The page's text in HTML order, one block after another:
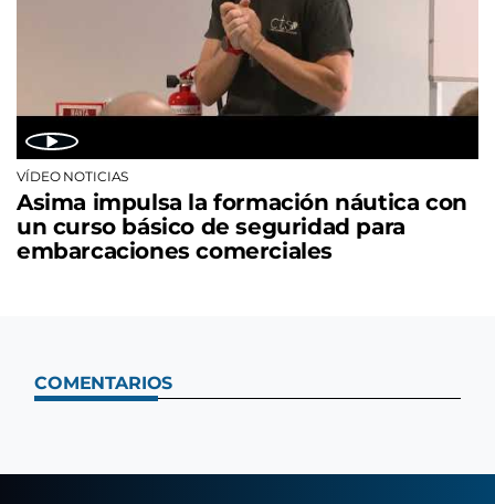
VÍDEO NOTICIAS
Asima impulsa la formación náutica con
un curso básico de seguridad para
embarcaciones comerciales
COMENTARIOS